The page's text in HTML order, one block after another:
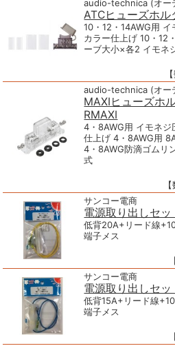
audio-technica (オー
ATCヒューズホ
10・12・14AWG用
カラー仕上げ 10・12
ーブ大小×各2 イモネ
audio-technica (オー
MAXIヒューズホ
RMAXI
4・8AWG用 イモネジ
仕上げ 4・8AWG用
4・8AWG防滴ゴムリ
式
サンコー電商
電源取り出しセ
低背20A+リード線
端子メス
サンコー電商
電源取り出しセ
低背15A+リード線
端子メス